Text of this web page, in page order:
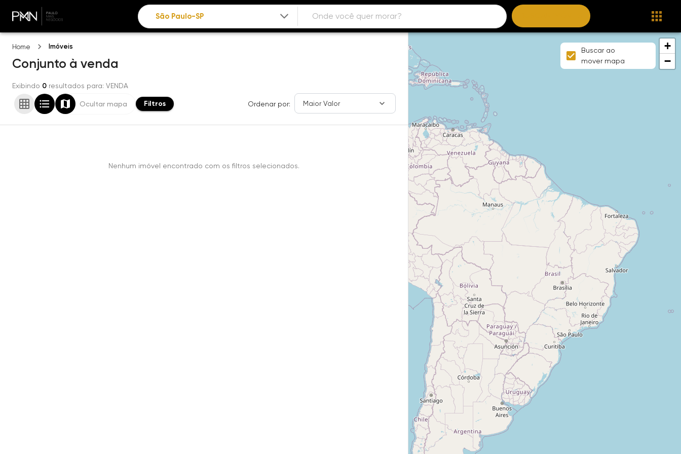
Home Imóveis
Conjunto à venda
Exibindo 0 resultados para: VENDA
Ocultar mapa Filtros Ordenar por: Maior Valor
Nenhum imóvel encontrado com os filtros selecionados.
+
−
Buscar ao
mover mapa